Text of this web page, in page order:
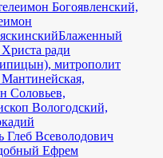
Богоявленский,
Блаженный
ради
митрополит
Соловьев,
Вологодский,
Глеб Всеволодович
Ефрем